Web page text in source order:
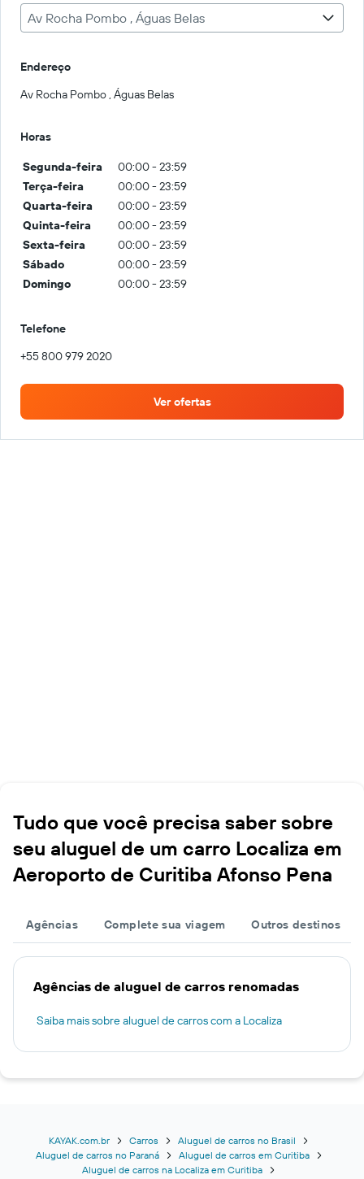
Av Rocha Pombo , Águas Belas
Endereço
Av Rocha Pombo , Águas Belas
Horas
Segunda-feira
00:00 - 23:59
Terça-feira
00:00 - 23:59
Quarta-feira
00:00 - 23:59
Quinta-feira
00:00 - 23:59
Sexta-feira
00:00 - 23:59
Sábado
00:00 - 23:59
Domingo
00:00 - 23:59
Telefone
+55 800 979 2020
Ver ofertas
Tudo que você precisa saber sobre
seu aluguel de um carro Localiza em
Aeroporto de Curitiba Afonso Pena
Agências Complete sua viagem Outros destinos
Agências de aluguel de carros renomadas
Saiba mais sobre aluguel de carros com a Localiza
KAYAK.com.br Carros
Aluguel de carros no Brasil
Aluguel de carros no Paraná
Aluguel de carros em Curitiba
Aluguel de carros na Localiza em Curitiba